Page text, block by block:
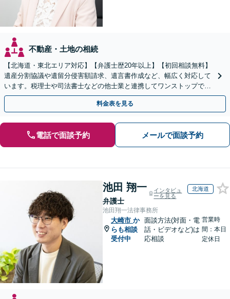
不動産・土地の相続
【北海道・東北エリア対応】【弁護士歴20年以上】【初回相談無料】
遺産分割協議や遺留分侵害額請求、遺言書作成など、幅広く対応して
います。税理士や司法書士などの他士業と連携してワンストップでの
解決が可能です。ぜひご相談ください。
料金表を見る
電話で面談予約 メールで面談予約
池田 翔一
弁護士
インタビュ
ーを見る
北海道
池田翔一法律事務所
大崎市 か
らも相談
受付中
面談方法(対面・電
話・ビデオなど)は
応相談
営業時
間：本日
定休日